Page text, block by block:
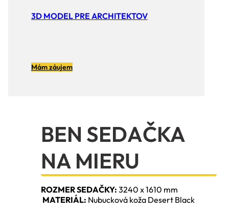
3D MODEL PRE ARCHITEKTOV
Mám záujem
BEN SEDAČKA
NA MIERU
ROZMER SEDAČKY: 3240 x 1610 mm
MATERIÁL: Nubucková koža Desert Black